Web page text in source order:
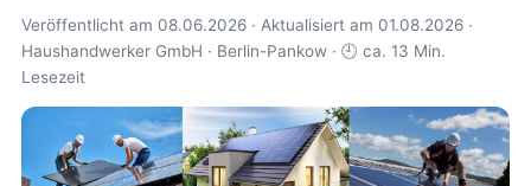
Veröffentlicht am 08.06.2026 · Aktualisiert am 01.08.2026 ·
Haushandwerker GmbH · Berlin-Pankow · 🕘 ca. 13 Min.
Lesezeit